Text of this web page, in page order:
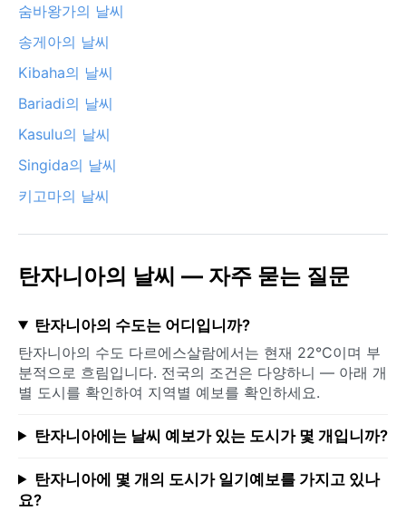
숨바왕가의 날씨
송게아의 날씨
Kibaha의 날씨
Bariadi의 날씨
Kasulu의 날씨
Singida의 날씨
키고마의 날씨
탄자니아의 날씨 — 자주 묻는 질문
탄자니아의 수도는 어디입니까?
탄자니아의 수도 다르에스살람에서는 현재 22°C이며 부
분적으로 흐림입니다. 전국의 조건은 다양하니 — 아래 개
별 도시를 확인하여 지역별 예보를 확인하세요.
탄자니아에는 날씨 예보가 있는 도시가 몇 개입니까?
탄자니아에 몇 개의 도시가 일기예보를 가지고 있나
요?